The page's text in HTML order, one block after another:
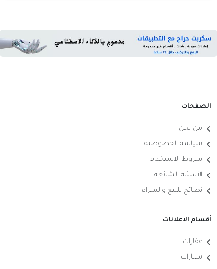
الصفحات
من نحن
سياسة الخصوصية
شروط الاستخدام
الأسئلة الشائعة
نصائح للبيع والشراء
أقسام الإعلانات
عقارات
سيارات